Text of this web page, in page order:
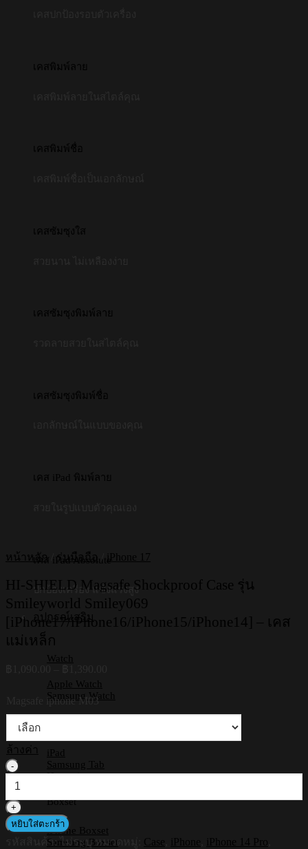
เคสพิมพ์ลาย
เคสพิมพ์ชื่อ
เคสซัมซุงใส
เคสซัมซุงพิมพ์ลาย
เคสซัมซุงพิมพ์ชื่อ
เคส iPad พิมพ์ลาย
เคส iPad Absolute
ปกป้องเครื่อง แข็งแรงสูง
อุปกรณ์เสริม
Watch
Apple Watch
Samsung Watch
iPad
Samsung Tab
Huawei
Boxset
iPhone Boxset
Samsung Boxset
หน้าหลัก / รุ่นมือถือ / iPhone 17
HI-SHIELD Magsafe Shockproof Case รุ่น
Smileyworld Smiley069
[iPhone17/iPhone16/iPhone15/iPhone14] – เคส
แม่เหล็ก
Magsafe iphone M03
ล้างค่า
จำนวน
SHIELD
Magsafe
Shockproof
Case
หยิบใส่ตะกร้า
รหัสสินค้า: ไม่ระบุ หมวดหมู่: Case iPhone iPhone 14 Pro